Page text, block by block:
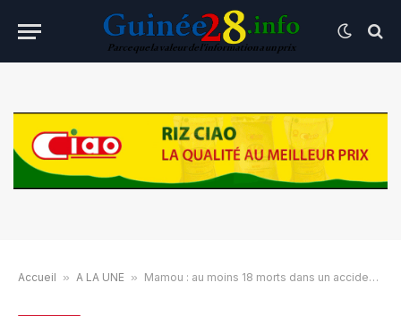
Accueil » A LA UNE » Mamou : au moins 18 morts dans un accident de la route